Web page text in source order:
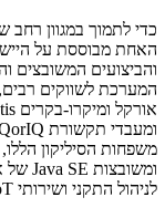
כדי לתמוך במגוון רחב
האחת מבוססת על
והביצועים המשובצים
המערכת לשווקים
אורקל ומיקרו-בקרים
ומעבדי תקשורת
משפחות הסיליקון
ומשובצות Java SE של
לניהול התקני ושירותי